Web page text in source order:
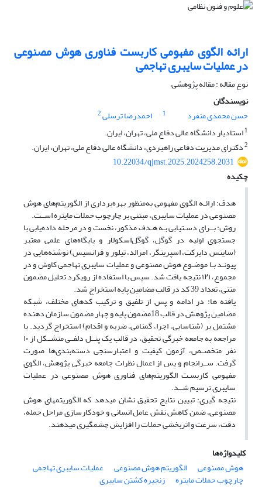
ارائه الگوی مفهومی کاربست فناوری هوش مصنوعی
در عملیات سایبری تهاجمی
نوع مقاله : مقاله پژوهشی
نویسندگان
حسن محمدی منفرد
1 احمدرضا ترسلی2
1استادیار دانشگاه عالی دفاع ملی، تهران، ایران.
2دکترای مدیریت دفاعی راهبردی، دانشگاه عالی دفاع ملی، تهران، ایران.
10.22034/qjmst.2025.2024258.2031
چکیده
هدف: ارائـه الگوی مفهومی به‌منظور بهره‌برداری از الگوریتم‌های هوش
مصنوعی در عملیات سایبری، مبتنی بر چارچوب حملات مایتره اســت.
روش: بــرای دسـتیابی بـه هـدف مذکور، نخست و در مرحله داده‌یابی با
جستجوی اولیه در گوگل، گوگل‌اسکولار و پایگاه‌های علمی معتبر
(ساینس دایرکت، اسپرینگر، امرالد، تیلور و فرانسیس) نوشته‌هایی در
پیونـد بـا موضـوع هوش مصنوعی و عملیات سایبری تهاجمی کاوش و در
مجموع، ۱۲۱ نتیجه یافت شد. سپس با استفاده از رویکرد تحلیل مضمون
متنی، تعداد 39 کد در قالب مضامین پایه استخراج شد.
یافته ها: در ادامه و پس از تلفیق و ترکیب کدهای مختلف، شبکه
مضامین پژوهش در قالب 18مضمون پایه و چهار مضمون سازمان دهنده
مشتمل بر (شناسایی، اجرا، گمنامی، ضربه و اقدام) استخراج گردید. با
مراجعه به جامعه خبرگی تحقیق، در قالب یک پنــل دلفــی متشــکل از ۱۰
نفر متخصــص، آزمون کیفیت و اعتبارسنجی دسته‌بندی‌ها صورت
گرفت. ســرانجام و پس از اعمال نظرات جامعه خبرگی پژوهش، الگوی
مفهومی کاربسـت الگوریتم‌های فناوری هوش مصنوعی در عملیات
سایبری ترسیم شــد.
نتیجه گیری: تبیین نتایج تحقیق نشان می‏دهد که الگوریتم‏های هوش
مصنوعی، ضمن کاهش نقش عامل انسانی و خودکارسازی مراحل حمله،
دقت، سرعت و اثربخشی حملات را افزایش چشمگیری می‏دهند.
کلیدواژه‌ها
هوش مصنوعی
الگوریتم هوش مصنوعی عملیات سایبری تهاجمی
چارچوب حملات مایتره
زنجیره کشتن سایبری